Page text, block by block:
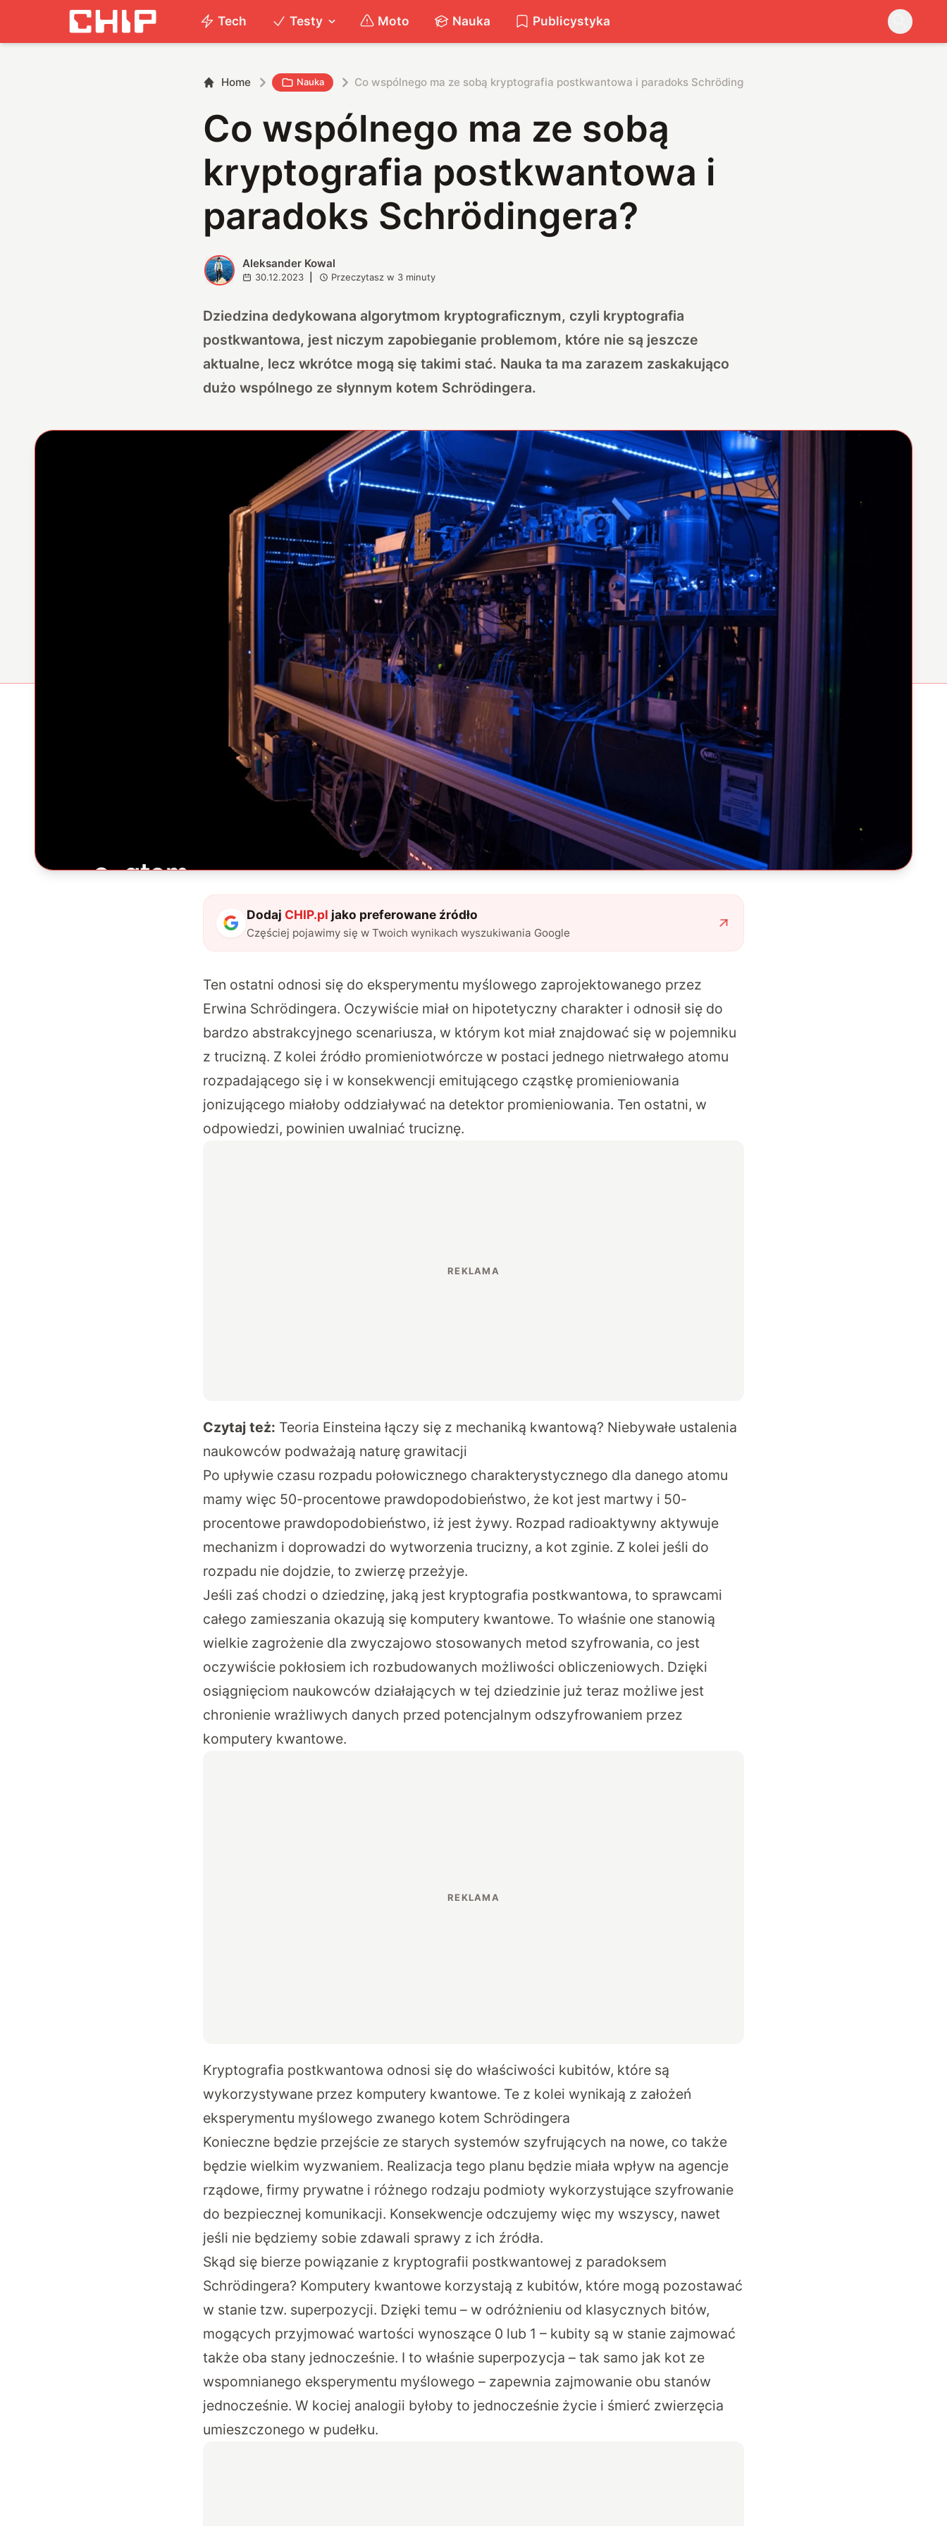
Tech Testy Moto Nauka Publicystyka
Home Nauka Co wspólnego ma ze sobą kryptografia postkwantowa i paradoks Schrödingera?
Co wspólnego ma ze sobą
kryptografia postkwantowa i
paradoks Schrödingera?
A Aleksander Kowal
30.12.2023 Przeczytasz w 3 minuty
Dziedzina dedykowana algorytmom kryptograficznym, czyli kryptografia
postkwantowa, jest niczym zapobieganie problemom, które nie są jeszcze
aktualne, lecz wkrótce mogą się takimi stać. Nauka ta ma zarazem zaskakująco
dużo wspólnego ze słynnym kotem Schrödingera.
Dodaj CHIP.pl jako preferowane źródło
Częściej pojawimy się w Twoich wynikach wyszukiwania Google
Ten ostatni odnosi się do eksperymentu myślowego zaprojektowanego przez
Erwina Schrödingera. Oczywiście miał on hipotetyczny charakter i odnosił się do
bardzo abstrakcyjnego scenariusza, w którym kot miał znajdować się w pojemniku
z trucizną. Z kolei źródło promieniotwórcze w postaci jednego nietrwałego atomu
rozpadającego się i w konsekwencji emitującego cząstkę promieniowania
jonizującego miałoby oddziaływać na detektor promieniowania. Ten ostatni, w
odpowiedzi, powinien uwalniać truciznę.
Czytaj też: Teoria Einsteina łączy się z mechaniką kwantową? Niebywałe ustalenia
naukowców podważają naturę grawitacji
Po upływie czasu rozpadu połowicznego charakterystycznego dla danego atomu
mamy więc 50-procentowe prawdopodobieństwo, że kot jest martwy i 50-
procentowe prawdopodobieństwo, iż jest żywy. Rozpad radioaktywny aktywuje
mechanizm i doprowadzi do wytworzenia trucizny, a kot zginie. Z kolei jeśli do
rozpadu nie dojdzie, to zwierzę przeżyje.
Jeśli zaś chodzi o dziedzinę, jaką jest kryptografia postkwantowa, to sprawcami
całego zamieszania okazują się komputery kwantowe. To właśnie one stanowią
wielkie zagrożenie dla zwyczajowo stosowanych metod szyfrowania, co jest
oczywiście pokłosiem ich rozbudowanych możliwości obliczeniowych. Dzięki
osiągnięciom naukowców działających w tej dziedzinie już teraz możliwe jest
chronienie wrażliwych danych przed potencjalnym odszyfrowaniem przez
komputery kwantowe.
Kryptografia postkwantowa odnosi się do właściwości kubitów, które są
wykorzystywane przez komputery kwantowe. Te z kolei wynikają z założeń
eksperymentu myślowego zwanego kotem Schrödingera
Konieczne będzie przejście ze starych systemów szyfrujących na nowe, co także
będzie wielkim wyzwaniem. Realizacja tego planu będzie miała wpływ na agencje
rządowe, firmy prywatne i różnego rodzaju podmioty wykorzystujące szyfrowanie
do bezpiecznej komunikacji. Konsekwencje odczujemy więc my wszyscy, nawet
jeśli nie będziemy sobie zdawali sprawy z ich źródła.
Skąd się bierze powiązanie z kryptografii postkwantowej z paradoksem
Schrödingera? Komputery kwantowe korzystają z kubitów, które mogą pozostawać
w stanie tzw. superpozycji. Dzięki temu – w odróżnieniu od klasycznych bitów,
mogących przyjmować wartości wynoszące 0 lub 1 – kubity są w stanie zajmować
także oba stany jednocześnie. I to właśnie superpozycja – tak samo jak kot ze
wspomnianego eksperymentu myślowego – zapewnia zajmowanie obu stanów
jednocześnie. W kociej analogii byłoby to jednocześnie życie i śmierć zwierzęcia
umieszczonego w pudełku.